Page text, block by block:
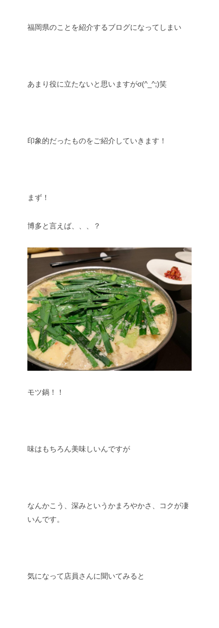
福岡県のことを紹介するブログになってしまい
あまり役に立たないと思いますがσ(^_^;)笑
印象的だったものをご紹介していきます！
まず！
博多と言えば、、、？
モツ鍋！！
味はもちろん美味しいんですが
なんかこう、深みというかまろやかさ、コクが凄
いんです。
気になって店員さんに聞いてみると